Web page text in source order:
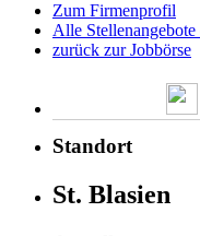
Zum Firmenprofil
Alle
zurück zur Jobbörse
Standort
St. Blasien